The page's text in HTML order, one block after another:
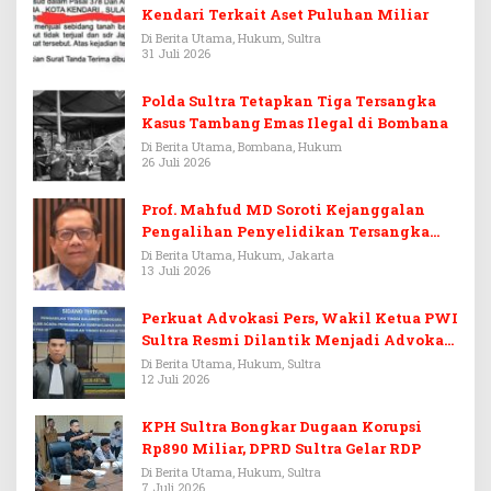
Kendari Terkait Aset Puluhan Miliar
Di Berita Utama, Hukum, Sultra
31 Juli 2026
Polda Sultra Tetapkan Tiga Tersangka
Kasus Tambang Emas Ilegal di Bombana
Di Berita Utama, Bombana, Hukum
26 Juli 2026
Prof. Mahfud MD Soroti Kejanggalan
Pengalihan Penyelidikan Tersangka
Febrie Adriansyah
Di Berita Utama, Hukum, Jakarta
13 Juli 2026
Perkuat Advokasi Pers, Wakil Ketua PWI
Sultra Resmi Dilantik Menjadi Advokat
PERADI
Di Berita Utama, Hukum, Sultra
12 Juli 2026
KPH Sultra Bongkar Dugaan Korupsi
Rp890 Miliar, DPRD Sultra Gelar RDP
Di Berita Utama, Hukum, Sultra
7 Juli 2026